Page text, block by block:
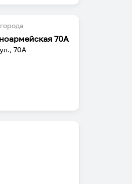
70А
70А